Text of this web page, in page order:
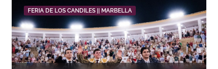
FERIA DE LOS CANDILES || MARBELLA